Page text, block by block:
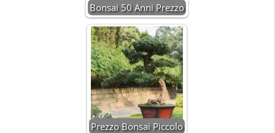
Bonsai 50 Anni Prezzo
Prezzo Bonsai Piccolo